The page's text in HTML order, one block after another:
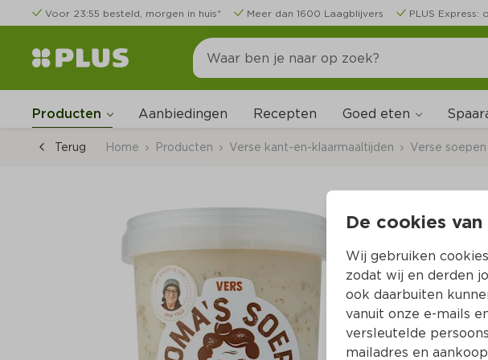
Voor 23:55 besteld, morgen in huis* Meer dan 1600 Laagblijvers PLUS Express:
Producten Aanbiedingen Recepten Goed eten
Terug Home Producten Verse kant-en-klaarmaaltijden Verse soepen
Per
3.
De cookies van
Wij gebruiken
zodat wij en derden
ook daarbuiten
vanuit onze e-mails
versleutelde
mailadres en